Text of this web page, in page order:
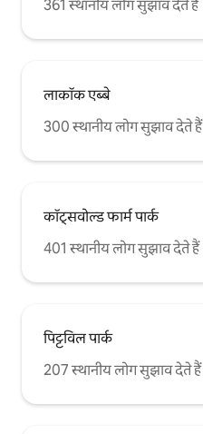
361 स्थानीय लोग सुझाव देते हैं
लाकॉक एब्बे
300 स्थानीय लोग सुझाव देते हैं
कॉट्सवोल्ड फार्म पार्क
401 स्थानीय लोग सुझाव देते हैं
पिट्टविल पार्क
207 स्थानीय लोग सुझाव देते हैं